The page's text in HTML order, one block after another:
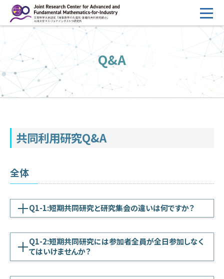
ン
へ
ス
キ
HOME
概要
運営
2026年度公募
採択研究・報告書一覧
会場設備
研究代表者専用 委員専用
English
Q&A
共同利用研究Q&A
全体
Q1-1:短期共同研究と研究集会の違いは何ですか？
Q1-2:短期共同研究には参加者全員が全日参加しなく
てはいけませんか？